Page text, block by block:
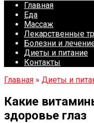
Главная
Еда
Массаж
Лекарственные
Болезни и
Диеты и питание
Контакты
Главная » Диеты и
Какие
здоровье глаз